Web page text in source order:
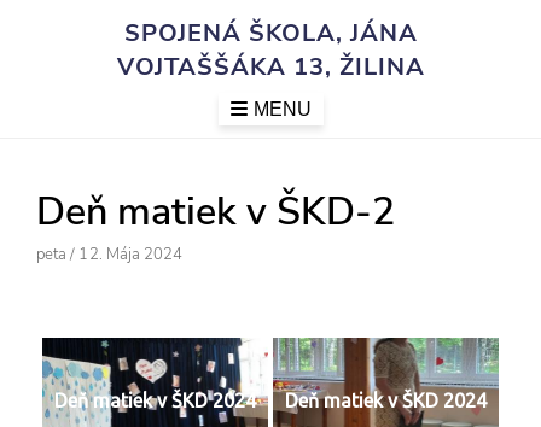
SPOJENÁ ŠKOLA, JÁNA
VOJTAŠŠÁKA 13, ŽILINA
MENU
Deň matiek v ŠKD-2
Author
Peta / Posted
12. Mája 2024
Deň matiek v ŠKD 2024 Deň matiek v ŠKD 2024